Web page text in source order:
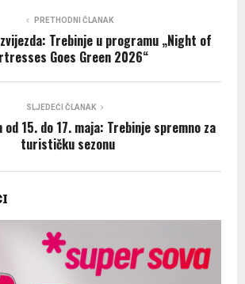
PRETHODNI ČLANAK
Trebinje u programu „Night of
Goes Green 2026“
SLJEDEĆI ČLANAK
15. do 17. maja: Trebinje spremno za
turističku sezonu